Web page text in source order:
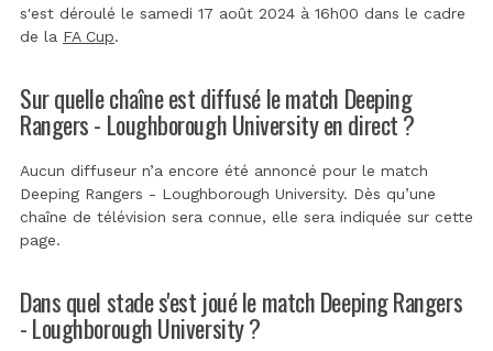
s'est déroulé le samedi 17 août 2024 à 16h00 dans le cadre
de la FA Cup.
Sur quelle chaîne est diffusé le match Deeping
Rangers - Loughborough University en direct ?
Aucun diffuseur n’a encore été annoncé pour le match
Deeping Rangers - Loughborough University. Dès qu’une
chaîne de télévision sera connue, elle sera indiquée sur cette
page.
Dans quel stade s'est joué le match Deeping Rangers
- Loughborough University ?